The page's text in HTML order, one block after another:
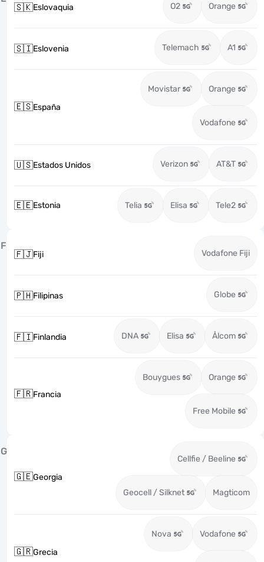
🇸🇰Eslovaquia O2 Orange
🇸🇮Eslovenia Telemach A1
🇪🇸España
Movistar Orange
Vodafone
🇺🇸Estados Unidos Verizon AT&T
🇪🇪Estonia Telia Elisa Tele2
F
🇫🇯Fiji Vodafone Fiji
🇵🇭Filipinas Globe
🇫🇮Finlandia DNA Elisa Ålcom
🇫🇷Francia
Bouygues Orange
Free Mobile
G
🇬🇪Georgia
Cellfie / Beeline
Geocell / Silknet Magticom
🇬🇷Grecia
Nova Vodafone